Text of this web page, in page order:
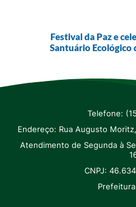
Festival da Paz e
Santuário
Telefone:
Endereço: Rua Augusto
Atendimento de Segunda à
CNPJ: